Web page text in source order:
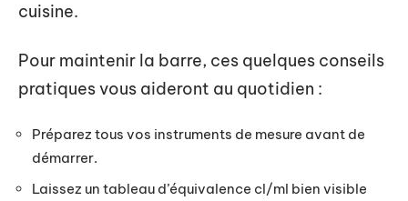
cuisine.
Pour maintenir la barre, ces quelques conseils
pratiques vous aideront au quotidien :
Préparez tous vos instruments de mesure avant de
démarrer.
Laissez un tableau d’équivalence cl/ml bien visible